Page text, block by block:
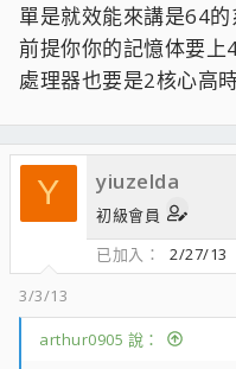
單是就效能來講是64
前提你你的記憶体要上
處理器也要是2核心高
Y yiuzelda
初級會員
已加入
2/27/13
3/3/13
arthur0905 說：